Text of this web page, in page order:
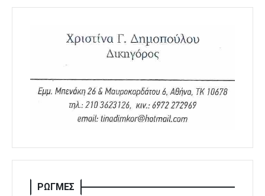
ΡΩΓΜΕΣ